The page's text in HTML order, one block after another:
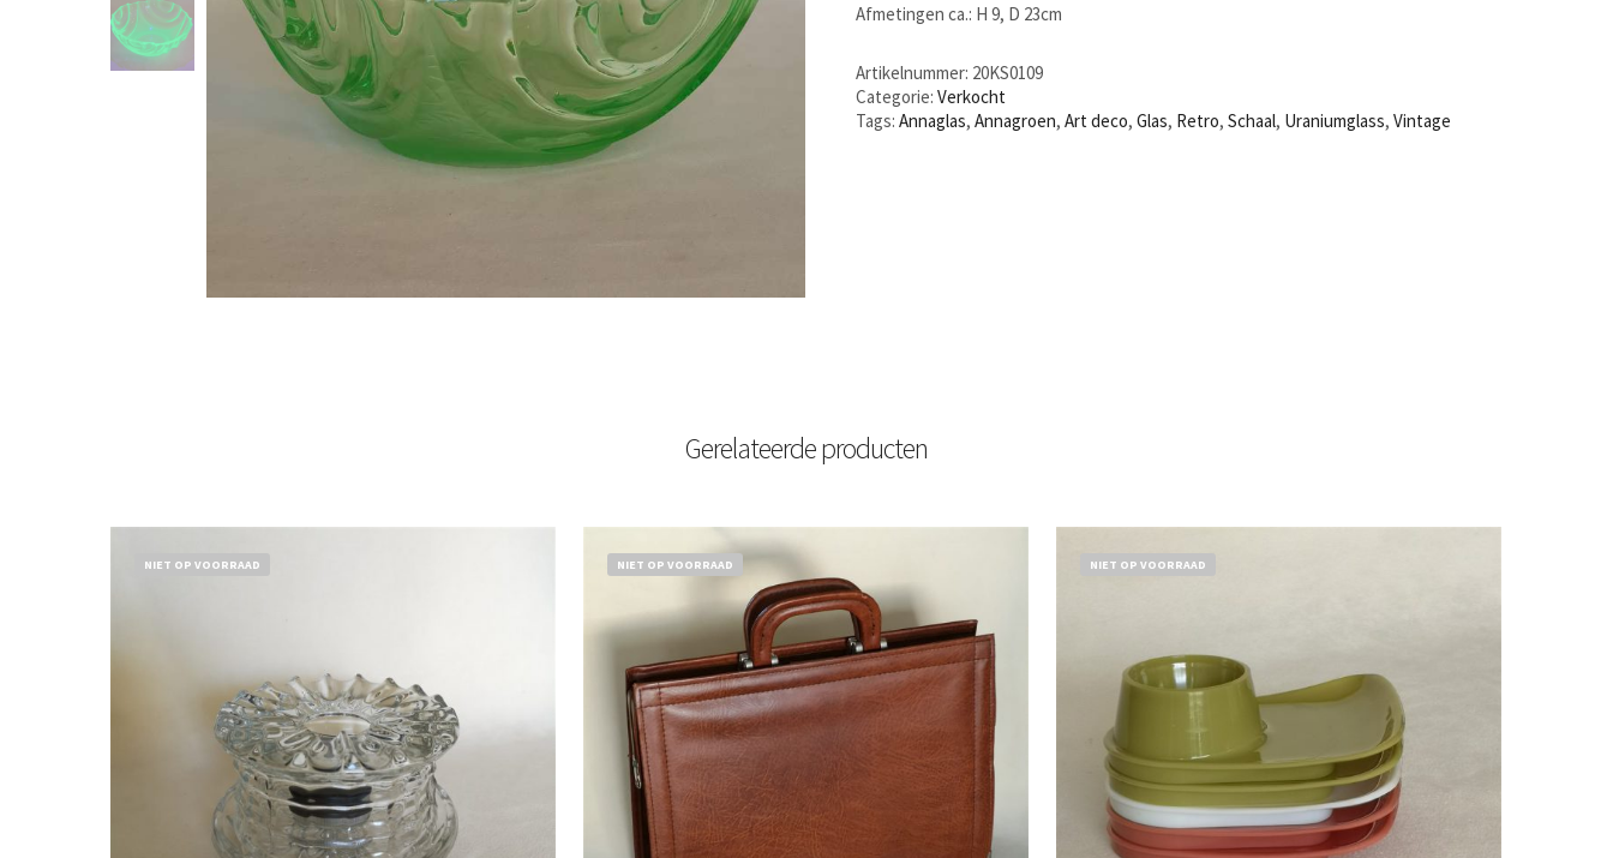
Afmetingen ca.: H 9, D 23cm
Artikelnummer: 20KS0109
Categorie:Verkocht
Tags:Annaglas,Annagroen,Art deco,Glas, Retro,Schaal, Uraniumglass,Vintage
Gerelateerde producten
NIET OP VOORRAAD NIET OP VOORRAAD NIET OP VOORRAAD